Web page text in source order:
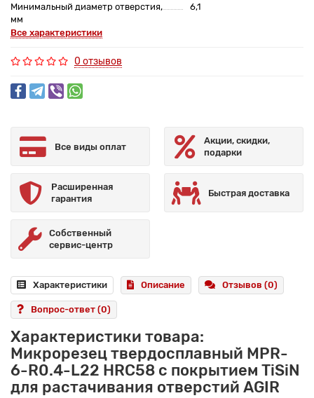
Минимальный диаметр отверстия,
мм
6,1
Все характеристики
0 отзывов
Все виды оплат
Акции, скидки,
подарки
Расширенная
гарантия
Быстрая доставка
Собственный
сервис-центр
Характеристики Описание Отзывов (0)
Вопрос-ответ (0)
Характеристики товара:
Микрорезец твердосплавный MPR-
6-R0.4-L22 HRC58 с покрытием TiSiN
для растачивания отверстий AGIR